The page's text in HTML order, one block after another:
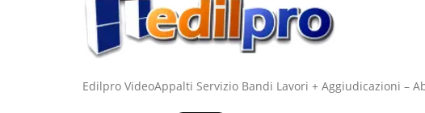
Edilpro VideoAppalti Servizio Bandi Lavori + Aggiudicazioni –